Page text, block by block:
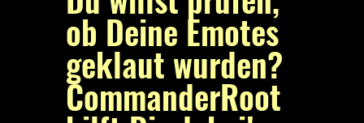
ob Deine Emotes
geklaut wurden?
CommanderRoot